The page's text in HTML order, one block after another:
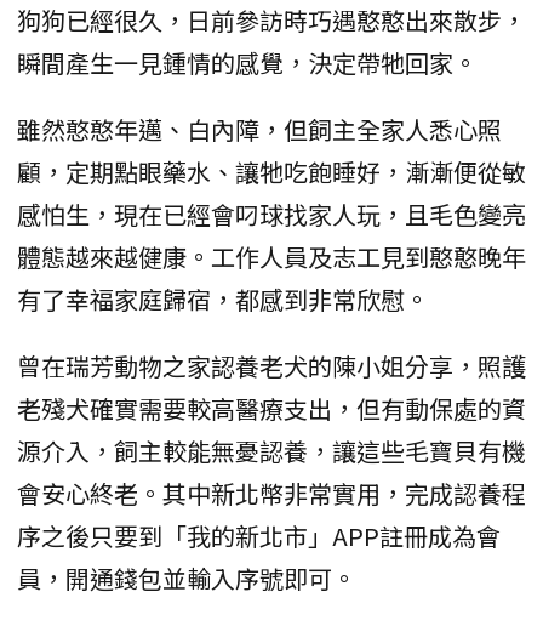
狗狗已經很久，日前參訪時巧遇憨憨出來散步，
瞬間產生一見鍾情的感覺，決定帶牠回家。
雖然憨憨年邁、白內障，但飼主全家人悉心照
顧，定期點眼藥水、讓牠吃飽睡好，漸漸便從敏
感怕生，現在已經會叼球找家人玩，且毛色變亮
體態越來越健康。工作人員及志工見到憨憨晚年
有了幸福家庭歸宿，都感到非常欣慰。
曾在瑞芳動物之家認養老犬的陳小姐分享，照護
老殘犬確實需要較高醫療支出，但有動保處的資
源介入，飼主較能無憂認養，讓這些毛寶貝有機
會安心終老。其中新北幣非常實用，完成認養程
序之後只要到「我的新北市」APP註冊成為會
員，開通錢包並輸入序號即可。